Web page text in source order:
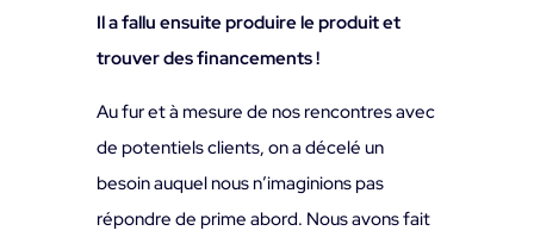
Il a fallu ensuite produire le produit et
trouver des financements !
Au fur et à mesure de nos rencontres avec
de potentiels clients, on a décelé un
besoin auquel nous n’imaginions pas
répondre de prime abord. Nous avons fait